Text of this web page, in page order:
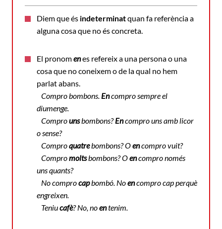
Diem que és indeterminatquan fa referència a
alguna cosa que no és concreta.
El pronomenes refereix a una persona o una
cosa que no coneixem o de la qual no hem
parlat abans.
Compro bombons. Encompro sempre el
diumenge.
Comprounsbombons?Encompro uns amb licor
o sense?
Comproquatrebombons? Oencompro vuit?
Compromoltsbombons? Oencompro només
uns quants?
No comprocapbombó. Noencompro cap perquè
engreixen.
Teniucafè? No, noentenim.